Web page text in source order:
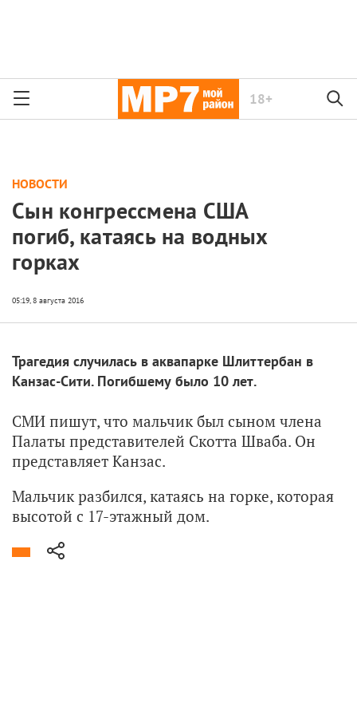
18+
НОВОСТИ
Сын конгрессмена США
погиб, катаясь на водных
горках
Трагедия случилась в аквапарке Шлиттербан в
Канзас-Сити. Погибшему было 10 лет.
СМИ пишут, что мальчик был сыном члена
Палаты представителей Скотта Шваба. Он
представляет Канзас.
Мальчик разбился, катаясь на горке, которая
высотой с 17-этажный дом.